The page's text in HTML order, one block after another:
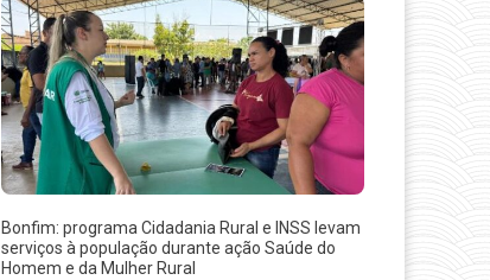
Bonfim: programa Cidadania Rural e INSS levam
serviços à população durante ação Saúde do
Homem e da Mulher Rural